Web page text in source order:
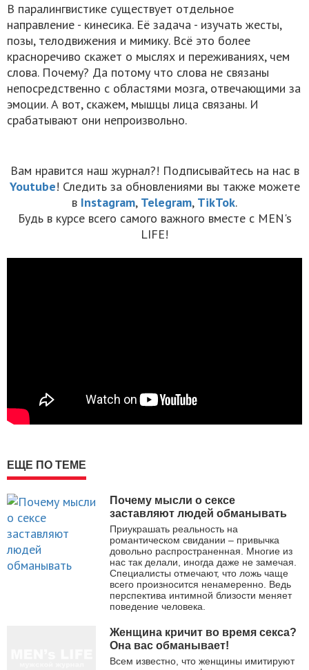
В паралингвистике существует отдельное
направление - кинесика. Её задача - изучать жесты,
позы, телодвижения и мимику. Всё это более
красноречиво скажет о мыслях и переживаниях, чем
слова. Почему? Да потому что слова не связаны
непосредственно с областями мозга, отвечающими за
эмоции. А вот, скажем, мышцы лица связаны. И
срабатывают они непроизвольно.
Вам нравится наш журнал?! Подписывайтесь на нас в
Youtube! Следить за обновлениями вы также можете
в Instagram, Telegram, TikTok.
Будь в курсе всего самого важного вместе с MEN's
LIFE!
ЕЩЕ ПО ТЕМЕ
Почему мысли о сексе
заставляют людей обманывать
Приукрашать реальность на
романтическом свидании – привычка
довольно распространенная. Многие из
нас так делали, иногда даже не замечая.
Специалисты отмечают, что ложь чаще
всего произносится ненамеренно. Ведь
перспектива интимной близости меняет
поведение человека.
Женщина кричит во время секса?
Она вас обманывает!
Всем известно, что женщины имитируют